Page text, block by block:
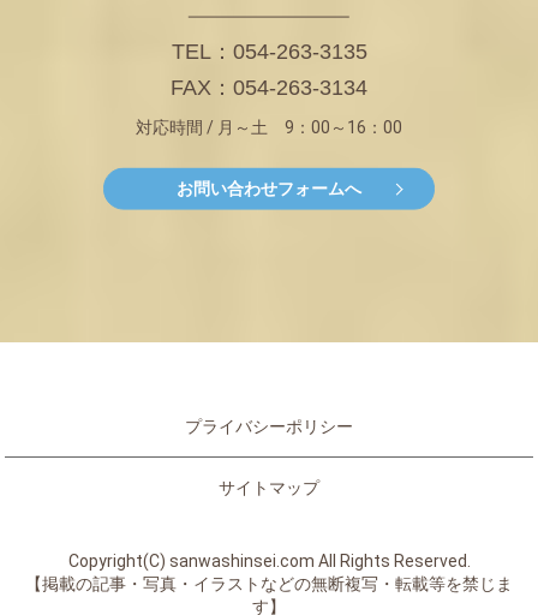
TEL：054-263-3135
FAX：054-263-3134
対応時間 / 月～土 9：00～16：00
お問い合わせフォームへ
プライバシーポリシー
サイトマップ
Copyright(C) sanwashinsei.com All Rights Reserved.
【掲載の記事・写真・イラストなどの無断複写・転載等を禁じま
す】